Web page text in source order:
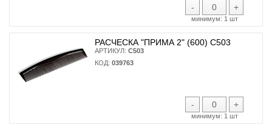
- +
минимум: 1 шт
РАСЧЕСКА "ПРИМА 2" (600) С503
АРТИКУЛ: С503
КОД: 039763
- +
минимум: 1 шт